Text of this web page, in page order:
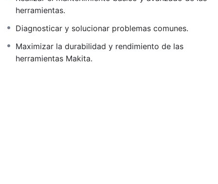
herramientas.
Diagnosticar y solucionar problemas comunes.
Maximizar la durabilidad y rendimiento de las
herramientas Makita.